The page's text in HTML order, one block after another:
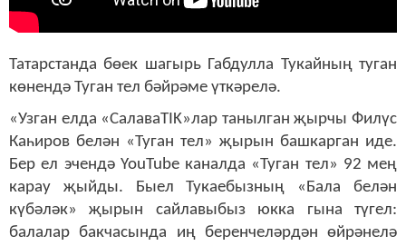
Татарстанда бөек шагырь Габдулла Тукайның туган
көнендә Туган тел бәйрәме үткәрелә.
«Узган елда «СалаваTIK»лар танылган җырчы Филүс
Каһиров белән «Туган тел» җырын башкарган иде.
Бер ел эчендә YouTube каналда «Туган тел» 92 мең
карау җыйды. Быел Тукаебызның «Бала белән
күбәләк» җырын сайлавыбыз юкка гына түгел:
балалар бакчасында иң беренчеләрдән өйрәнелә